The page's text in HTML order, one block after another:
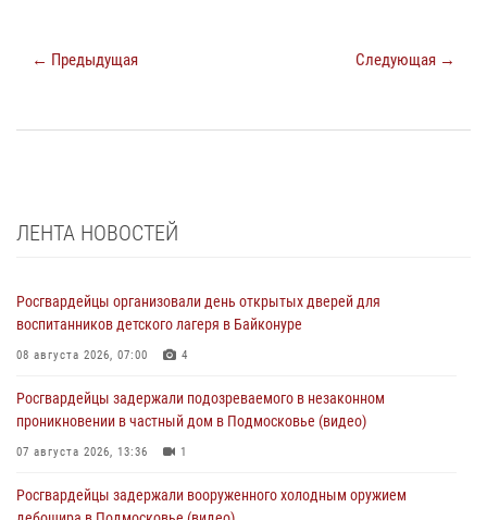
← Предыдущая Следующая →
ЛЕНТА НОВОСТЕЙ
Росгвардейцы организовали день открытых дверей для
воспитанников детского лагеря в Байконуре
08 августа 2026, 07:00 4
Росгвардейцы задержали подозреваемого в незаконном
проникновении в частный дом в Подмосковье (видео)
07 августа 2026, 13:36 1
Росгвардейцы задержали вооруженного холодным оружием